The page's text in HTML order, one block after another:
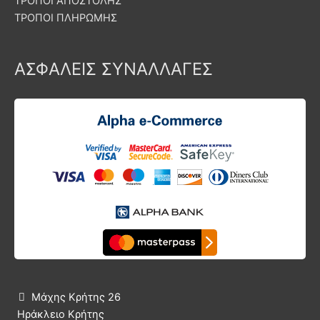
ΤΡΟΠΟΙ ΠΛΗΡΩΜΗΣ
ΑΣΦΑΛΕΙΣ ΣΥΝΑΛΛΑΓΕΣ

Μάχης Κρήτης 26
Ηράκλειο Κρήτης